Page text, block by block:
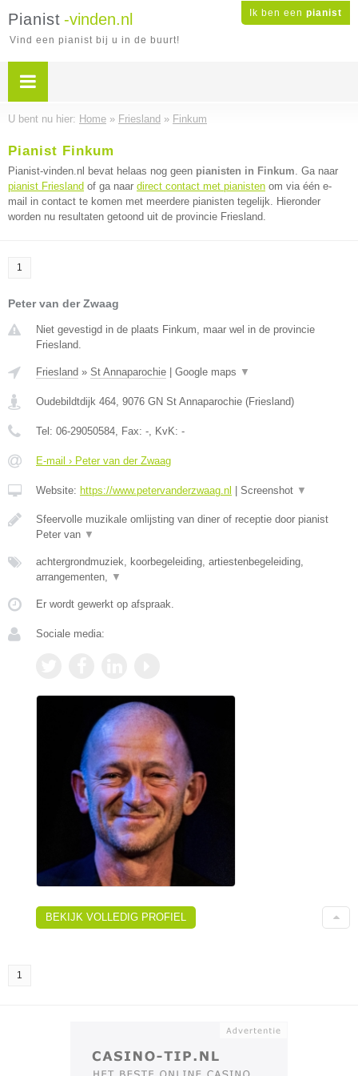
Ik ben een pianist
Pianist -vinden.nl
Vind een pianist bij u in de buurt!
U bent nu hier: Home » Friesland » Finkum
Pianist Finkum
Pianist-vinden.nl bevat helaas nog geen pianisten in Finkum. Ga naar
pianist Friesland of ga naar direct contact met pianisten om via één e-
mail in contact te komen met meerdere pianisten tegelijk. Hieronder
worden nu resultaten getoond uit de provincie Friesland.
1
Peter van der Zwaag
Niet gevestigd in de plaats Finkum, maar wel in de provincie
Friesland.
Friesland » St Annaparochie Google maps ▼
Oudebildtdijk 464, 9076 GN St Annaparochie (Friesland)
Tel: 06-29050584, Fax: -, KvK: -
E-mail › Peter van der Zwaag
Website: https://www.petervanderzwaag.nl Screenshot ▼
Sfeervolle muzikale omlijsting van diner of receptie door pianist
Peter van ▼
achtergrondmuziek, koorbegeleiding, artiestenbegeleiding,
arrangementen, ▼
Er wordt gewerkt op afspraak.
Sociale media:
BEKIJK VOLLEDIG PROFIEL
1